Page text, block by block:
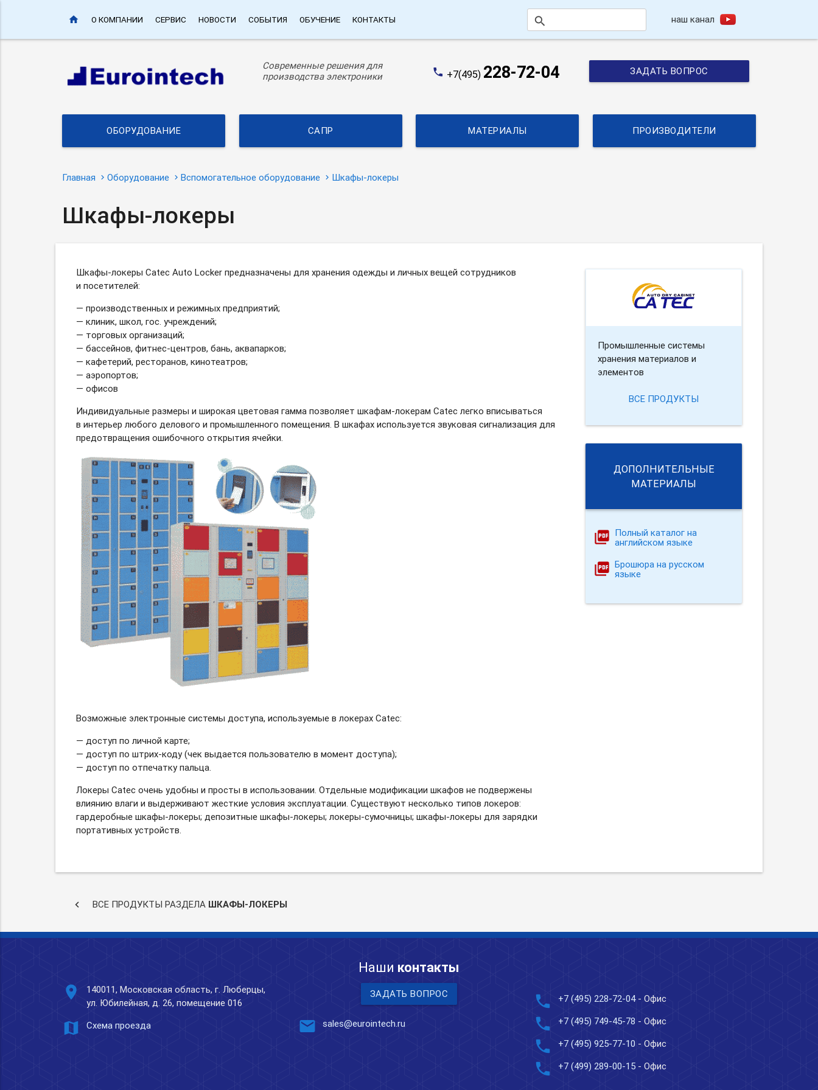
home О КОМПАНИИ СЕРВИС НОВОСТИ СОБЫТИЯ ОБУЧЕНИЕ КОНТАКТЫ search наш канал
Современные решения для
производства электроники
phone +7(495) 228-72-04 ЗАДАТЬ ВОПРОС
ОБОРУДОВАНИЕ САПР МАТЕРИАЛЫ ПРОИЗВОДИТЕЛИ
Главная Оборудование Вспомогательное оборудование Шкафы-локеры
Шкафы-локеры
Шкафы-локеры Catec Auto Locker предназначены для хранения одежды и личных вещей сотрудников
и посетителей:
— производственных и режимных предприятий;
— клиник, школ, гос. учреждений;
— торговых организаций;
— бассейнов, фитнес-центров, бань, аквапарков;
— кафетерий, ресторанов, кинотеатров;
— аэропортов;
— офисов
Индивидуальные размеры и широкая цветовая гамма позволяет шкафам-локерам Catec легко вписываться
в интерьер любого делового и промышленного помещения. В шкафах используется звуковая сигнализация для
предотвращения ошибочного открытия ячейки.
Возможные электронные системы доступа, используемые в локерах Catec:
— доступ по личной карте;
— доступ по штрих-коду(чек выдается пользователю в момент доступа);
— доступ по отпечатку пальца.
Локеры Catec очень удобны и просты в использовании. Отдельные модификации шкафов не подвержены
влиянию влаги и выдерживают жесткие условия эксплуатации. Существуют несколько типов локеров:
гардеробные шкафы-локеры; депозитные шкафы-локеры; локеры-сумочницы; шкафы-локеры для зарядки
портативных устройств.
Промышленные системы
хранения материалов и
элементов
ВСЕ ПРОДУКТЫ
ДОПОЛНИТЕЛЬНЫЕ
МАТЕРИАЛЫ
Полный каталог на
английском языке
Брошюра на русском
языке
keyboard_arrow_left ВСЕ ПРОДУКТЫ РАЗДЕЛА ШКАФЫ-ЛОКЕРЫ
Наши контакты
place
140011, Московская область, г. Люберцы,
ул. Юбилейная, д. 26, помещение 016
map Схема проезда
ЗАДАТЬ ВОПРОС
mail sales@eurointech.ru
phone +7 (495) 228-72-04- Офис
phone +7 (495) 749-45-78 - Офис
phone +7 (495) 925-77-10 - Офис
phone +7 (499) 289-00-15 - Офис